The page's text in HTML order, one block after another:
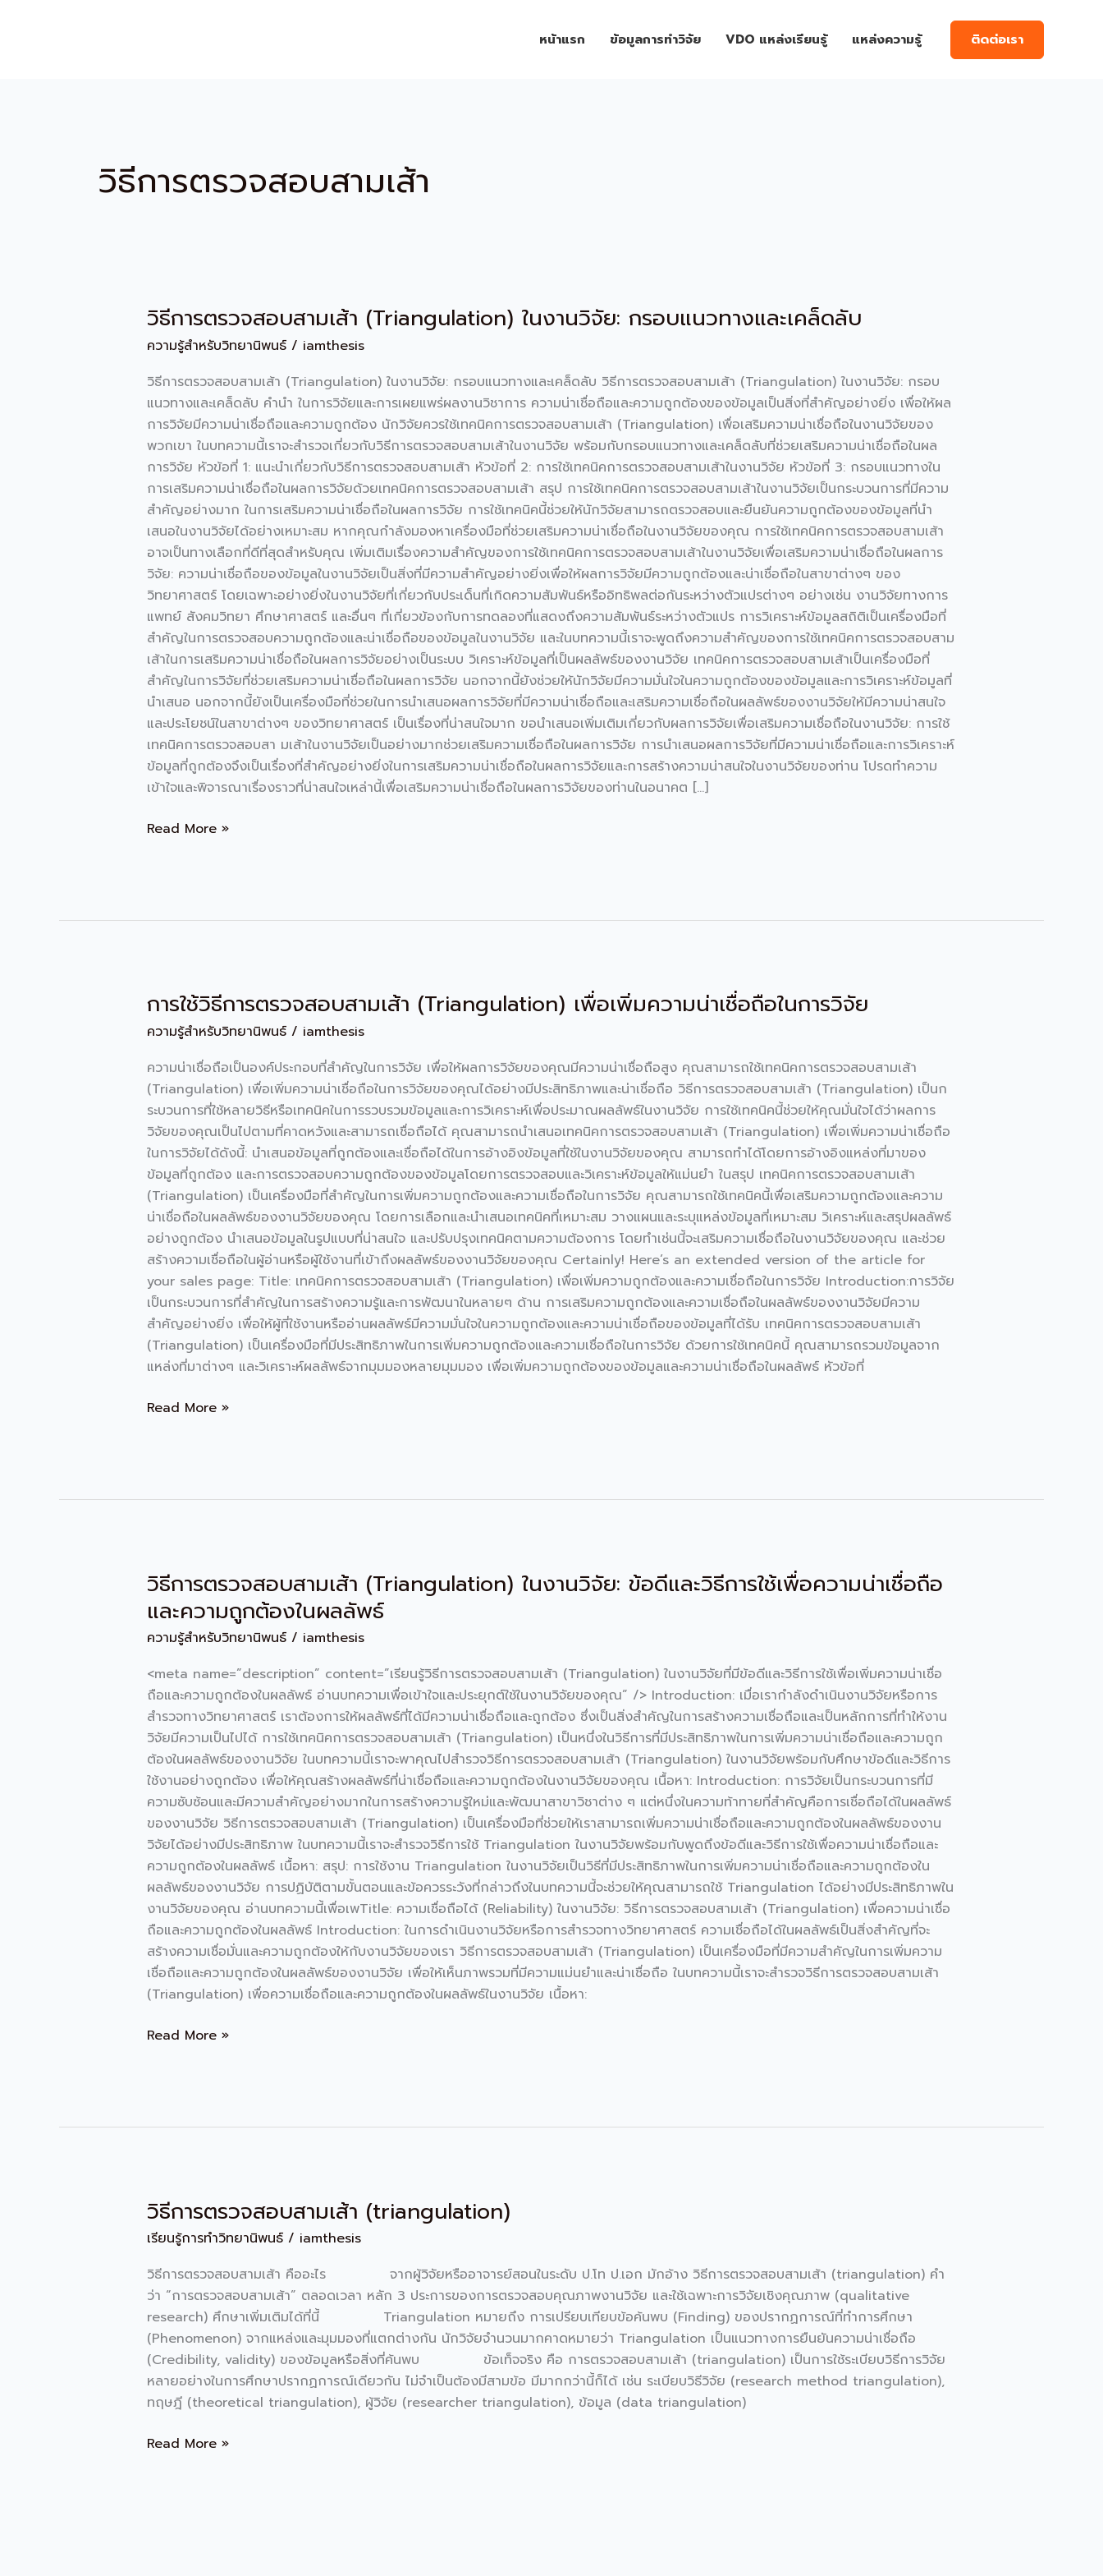
หน้าแรก ข้อมูลการทำวิจัย VDO แหล่งเรียนรู้ แหล่งความรู้ ติดต่อเรา
วิธีการตรวจสอบสามเส้า
วิธีการตรวจสอบสามเส้า (Triangulation) ในงานวิจัย: กรอบแนวทางและเคล็ดลับ
ความรู้สำหรับวิทยานิพนธ์/ iamthesis
วิธีการตรวจสอบสามเส้า (Triangulation) ในงานวิจัย: กรอบแนวทางและเคล็ดลับ วิธีการตรวจสอบสามเส้า (Triangulation) ในงานวิจัย: กรอบ
แนวทางและเคล็ดลับ คำนำ ในการวิจัยและการเผยแพร่ผลงานวิชาการ ความน่าเชื่อถือและความถูกต้องของข้อมูลเป็นสิ่งที่สำคัญอย่างยิ่ง เพื่อให้ผล
การวิจัยมีความน่าเชื่อถือและความถูกต้อง นักวิจัยควรใช้เทคนิคการตรวจสอบสามเส้า (Triangulation) เพื่อเสริมความน่าเชื่อถือในงานวิจัยของ
พวกเขา ในบทความนี้เราจะสำรวจเกี่ยวกับวิธีการตรวจสอบสามเส้าในงานวิจัย พร้อมกับกรอบแนวทางและเคล็ดลับที่ช่วยเสริมความน่าเชื่อถือในผล
การวิจัย หัวข้อที่ 1: แนะนำเกี่ยวกับวิธีการตรวจสอบสามเส้า หัวข้อที่ 2: การใช้เทคนิคการตรวจสอบสามเส้าในงานวิจัย หัวข้อที่ 3: กรอบแนวทางใน
การเสริมความน่าเชื่อถือในผลการวิจัยด้วยเทคนิคการตรวจสอบสามเส้า สรุป การใช้เทคนิคการตรวจสอบสามเส้าในงานวิจัยเป็นกระบวนการที่มีความ
สำคัญอย่างมาก ในการเสริมความน่าเชื่อถือในผลการวิจัย การใช้เทคนิคนี้ช่วยให้นักวิจัยสามารถตรวจสอบและยืนยันความถูกต้องของข้อมูลที่นำ
เสนอในงานวิจัยได้อย่างเหมาะสม หากคุณกำลังมองหาเครื่องมือที่ช่วยเสริมความน่าเชื่อถือในงานวิจัยของคุณ การใช้เทคนิคการตรวจสอบสามเส้า
อาจเป็นทางเลือกที่ดีที่สุดสำหรับคุณ เพิ่มเติมเรื่องความสำคัญของการใช้เทคนิคการตรวจสอบสามเส้าในงานวิจัยเพื่อเสริมความน่าเชื่อถือในผลการ
วิจัย: ความน่าเชื่อถือของข้อมูลในงานวิจัยเป็นสิ่งที่มีความสำคัญอย่างยิ่งเพื่อให้ผลการวิจัยมีความถูกต้องและน่าเชื่อถือในสาขาต่างๆ ของ
วิทยาศาสตร์ โดยเฉพาะอย่างยิ่งในงานวิจัยที่เกี่ยวกับประเด็นที่เกิดความสัมพันธ์หรืออิทธิพลต่อกันระหว่างตัวแปรต่างๆ อย่างเช่น งานวิจัยทางการ
แพทย์ สังคมวิทยา ศึกษาศาสตร์ และอื่นๆ ที่เกี่ยวข้องกับการทดลองที่แสดงถึงความสัมพันธ์ระหว่างตัวแปร การวิเคราะห์ข้อมูลสถิติเป็นเครื่องมือที่
สำคัญในการตรวจสอบความถูกต้องและน่าเชื่อถือของข้อมูลในงานวิจัย และในบทความนี้เราจะพูดถึงความสำคัญของการใช้เทคนิคการตรวจสอบสาม
เส้าในการเสริมความน่าเชื่อถือในผลการวิจัยอย่างเป็นระบบ วิเคราะห์ข้อมูลที่เป็นผลลัพธ์ของงานวิจัย เทคนิคการตรวจสอบสามเส้าเป็นเครื่องมือที่
สำคัญในการวิจัยที่ช่วยเสริมความน่าเชื่อถือในผลการวิจัย นอกจากนี้ยังช่วยให้นักวิจัยมีความมั่นใจในความถูกต้องของข้อมูลและการวิเคราะห์ข้อมูลที่
นำเสนอ นอกจากนี้ยังเป็นเครื่องมือที่ช่วยในการนำเสนอผลการวิจัยที่มีความน่าเชื่อถือและเสริมความเชื่อถือในผลลัพธ์ของงานวิจัยให้มีความน่าสนใจ
และประโยชน์ในสาขาต่างๆ ของวิทยาศาสตร์ เป็นเรื่องที่น่าสนใจมาก ขอนำเสนอเพิ่มเติมเกี่ยวกับผลการวิจัยเพื่อเสริมความเชื่อถือในงานวิจัย: การใช้
เทคนิคการตรวจสอบสา มเส้าในงานวิจัยเป็นอย่างมากช่วยเสริมความเชื่อถือในผลการวิจัย การนำเสนอผลการวิจัยที่มีความน่าเชื่อถือและการวิเคราะห์
ข้อมูลที่ถูกต้องจึงเป็นเรื่องที่สำคัญอย่างยิ่งในการเสริมความน่าเชื่อถือในผลการวิจัยและการสร้างความน่าสนใจในงานวิจัยของท่าน โปรดทำความ
เข้าใจและพิจารณาเรื่องราวที่น่าสนใจเหล่านี้เพื่อเสริมความน่าเชื่อถือในผลการวิจัยของท่านในอนาคต […]
วิธี
สอบ
สาม
เส้า
(Triangulation)
ใน
งาน
วิจัย:
กรอบ
แนวทาง
และ
เคล็ด
ลับ
Read More »
การใช้วิธีการตรวจสอบสามเส้า (Triangulation) เพื่อเพิ่มความน่าเชื่อถือในการวิจัย
ความรู้สำหรับวิทยานิพนธ์/ iamthesis
ความน่าเชื่อถือเป็นองค์ประกอบที่สำคัญในการวิจัย เพื่อให้ผลการวิจัยของคุณมีความน่าเชื่อถือสูง คุณสามารถใช้เทคนิคการตรวจสอบสามเส้า
(Triangulation) เพื่อเพิ่มความน่าเชื่อถือในการวิจัยของคุณได้อย่างมีประสิทธิภาพและน่าเชื่อถือ วิธีการตรวจสอบสามเส้า (Triangulation) เป็นก
ระบวนการที่ใช้หลายวิธีหรือเทคนิคในการรวบรวมข้อมูลและการวิเคราะห์เพื่อประมาณผลลัพธ์ในงานวิจัย การใช้เทคนิคนี้ช่วยให้คุณมั่นใจได้ว่าผลการ
วิจัยของคุณเป็นไปตามที่คาดหวังและสามารถเชื่อถือได้ คุณสามารถนำเสนอเทคนิคการตรวจสอบสามเส้า (Triangulation) เพื่อเพิ่มความน่าเชื่อถือ
ในการวิจัยได้ดังนี้: นำเสนอข้อมูลที่ถูกต้องและเชื่อถือได้ในการอ้างอิงข้อมูลที่ใช้ในงานวิจัยของคุณ สามารถทำได้โดยการอ้างอิงแหล่งที่มาของ
ข้อมูลที่ถูกต้อง และการตรวจสอบความถูกต้องของข้อมูลโดยการตรวจสอบและวิเคราะห์ข้อมูลให้แม่นยำ ในสรุป เทคนิคการตรวจสอบสามเส้า
(Triangulation) เป็นเครื่องมือที่สำคัญในการเพิ่มความถูกต้องและความเชื่อถือในการวิจัย คุณสามารถใช้เทคนิคนี้เพื่อเสริมความถูกต้องและความ
น่าเชื่อถือในผลลัพธ์ของงานวิจัยของคุณ โดยการเลือกและนำเสนอเทคนิคที่เหมาะสม วางแผนและระบุแหล่งข้อมูลที่เหมาะสม วิเคราะห์และสรุปผลลัพธ์
อย่างถูกต้อง นำเสนอข้อมูลในรูปแบบที่น่าสนใจ และปรับปรุงเทคนิคตามความต้องการ โดยทำเช่นนี้จะเสริมความเชื่อถือในงานวิจัยของคุณ และช่วย
สร้างความเชื่อถือในผู้อ่านหรือผู้ใช้งานที่เข้าถึงผลลัพธ์ของงานวิจัยของคุณ Certainly! Here’s an extended version of the article for
your sales page: Title: เทคนิคการตรวจสอบสามเส้า (Triangulation) เพื่อเพิ่มความถูกต้องและความเชื่อถือในการวิจัย Introduction:การวิจัย
เป็นกระบวนการที่สำคัญในการสร้างความรู้และการพัฒนาในหลายๆ ด้าน การเสริมความถูกต้องและความเชื่อถือในผลลัพธ์ของงานวิจัยมีความ
สำคัญอย่างยิ่ง เพื่อให้ผู้ที่ใช้งานหรืออ่านผลลัพธ์มีความมั่นใจในความถูกต้องและความน่าเชื่อถือของข้อมูลที่ได้รับ เทคนิคการตรวจสอบสามเส้า
(Triangulation) เป็นเครื่องมือที่มีประสิทธิภาพในการเพิ่มความถูกต้องและความเชื่อถือในการวิจัย ด้วยการใช้เทคนิคนี้ คุณสามารถรวมข้อมูลจาก
แหล่งที่มาต่างๆ และวิเคราะห์ผลลัพธ์จากมุมมองหลายมุมมอง เพื่อเพิ่มความถูกต้องของข้อมูลและความน่าเชื่อถือในผลลัพธ์ หัวข้อที่
การ
การ
ตรวจ
สอบ
สาม
เส้า
(Triangulation)
เพื่อ
เพิ่ม
ความ
น่า
เชื่อ
ถือ
ใน
การ
วิจัย
Read More »
วิธีการตรวจสอบสามเส้า (Triangulation) ในงานวิจัย: ข้อดีและวิธีการใช้เพื่อความน่าเชื่อถือ
และความถูกต้องในผลลัพธ์
ความรู้สำหรับวิทยานิพนธ์/ iamthesis
<meta name=”description” content=”เรียนรู้วิธีการตรวจสอบสามเส้า (Triangulation) ในงานวิจัยที่มีข้อดีและวิธีการใช้เพื่อเพิ่มความน่าเชื่อ
ถือและความถูกต้องในผลลัพธ์ อ่านบทความเพื่อเข้าใจและประยุกต์ใช้ในงานวิจัยของคุณ” /> Introduction: เมื่อเรากำลังดำเนินงานวิจัยหรือการ
สำรวจทางวิทยาศาสตร์ เราต้องการให้ผลลัพธ์ที่ได้มีความน่าเชื่อถือและถูกต้อง ซึ่งเป็นสิ่งสำคัญในการสร้างความเชื่อถือและเป็นหลักการที่ทำให้งาน
วิจัยมีความเป็นไปได้ การใช้เทคนิคการตรวจสอบสามเส้า (Triangulation) เป็นหนึ่งในวิธีการที่มีประสิทธิภาพในการเพิ่มความน่าเชื่อถือและความถูก
ต้องในผลลัพธ์ของงานวิจัย ในบทความนี้เราจะพาคุณไปสำรวจวิธีการตรวจสอบสามเส้า (Triangulation) ในงานวิจัยพร้อมกับศึกษาข้อดีและวิธีการ
ใช้งานอย่างถูกต้อง เพื่อให้คุณสร้างผลลัพธ์ที่น่าเชื่อถือและความถูกต้องในงานวิจัยของคุณ เนื้อหา: Introduction: การวิจัยเป็นกระบวนการที่มี
ความซับซ้อนและมีความสำคัญอย่างมากในการสร้างความรู้ใหม่และพัฒนาสาขาวิชาต่าง ๆ แต่หนึ่งในความท้าทายที่สำคัญคือการเชื่อถือได้ในผลลัพธ์
ของงานวิจัย วิธีการตรวจสอบสามเส้า (Triangulation) เป็นเครื่องมือที่ช่วยให้เราสามารถเพิ่มความน่าเชื่อถือและความถูกต้องในผลลัพธ์ของงาน
วิจัยได้อย่างมีประสิทธิภาพ ในบทความนี้เราจะสำรวจวิธีการใช้ Triangulation ในงานวิจัยพร้อมกับพูดถึงข้อดีและวิธีการใช้เพื่อความน่าเชื่อถือและ
ความถูกต้องในผลลัพธ์ เนื้อหา: สรุป: การใช้งาน Triangulation ในงานวิจัยเป็นวิธีที่มีประสิทธิภาพในการเพิ่มความน่าเชื่อถือและความถูกต้องใน
ผลลัพธ์ของงานวิจัย การปฏิบัติตามขั้นตอนและข้อควรระวังที่กล่าวถึงในบทความนี้จะช่วยให้คุณสามารถใช้ Triangulation ได้อย่างมีประสิทธิภาพใน
งานวิจัยของคุณ อ่านบทความนี้เพื่อเพTitle: ความเชื่อถือได้ (Reliability) ในงานวิจัย: วิธีการตรวจสอบสามเส้า (Triangulation) เพื่อความน่าเชื่อ
ถือและความถูกต้องในผลลัพธ์ Introduction: ในการดำเนินงานวิจัยหรือการสำรวจทางวิทยาศาสตร์ ความเชื่อถือได้ในผลลัพธ์เป็นสิ่งสำคัญที่จะ
สร้างความเชื่อมั่นและความถูกต้องให้กับงานวิจัยของเรา วิธีการตรวจสอบสามเส้า (Triangulation) เป็นเครื่องมือที่มีความสำคัญในการเพิ่มความ
เชื่อถือและความถูกต้องในผลลัพธ์ของงานวิจัย เพื่อให้เห็นภาพรวมที่มีความแม่นยำและน่าเชื่อถือ ในบทความนี้เราจะสำรวจวิธีการตรวจสอบสามเส้า
(Triangulation) เพื่อความเชื่อถือและความถูกต้องในผลลัพธ์ในงานวิจัย เนื้อหา:
วิธี
ตรวจ
สอบ
เส้า
(Triangulation)
ใน
งาน
วิจัย:
วิธี
ความ
น่า
เชื่อ
ถือ
และ
ความ
Read More »
วิธีการตรวจสอบสามเส้า (triangulation)
เรียนรู้การทำวิทยานิพนธ์/ iamthesis
วิธีการตรวจสอบสามเส้า คืออะไร จากผู้วิจัยหรืออาจารย์สอนในระดับ ป.โท ป.เอก มักอ้าง วิธีการตรวจสอบสามเส้า (triangulation) คำ
ว่า “การตรวจสอบสามเส้า” ตลอดเวลา หลัก 3 ประการของการตรวจสอบคุณภาพงานวิจัย และใช้เฉพาะการวิจัยเชิงคุณภาพ (qualitative
research) ศึกษาเพิ่มเติมได้ที่นี้ Triangulation หมายถึง การเปรียบเทียบข้อค้นพบ (Finding) ของปรากฏการณ์ที่ทำการศึกษา
(Phenomenon) จากแหล่งและมุมมองที่แตกต่างกัน นักวิจัยจำนวนมากคาดหมายว่า Triangulation เป็นแนวทางการยืนยันความน่าเชื่อถือ
(Credibility, validity) ของข้อมูลหรือสิ่งที่ค้นพบ ข้อเท็จจริง คือ การตรวจสอบสามเส้า (triangulation) เป็นการใช้ระเบียบวิธีการวิจัย
หลายอย่างในการศึกษาปรากฏการณ์เดียวกัน ไม่จำเป็นต้องมีสามข้อ มีมากกว่านี้ก็ได้ เช่น ระเบียบวิธีวิจัย (research method triangulation),
ทฤษฎี (theoretical triangulation), ผู้วิจัย (researcher triangulation), ข้อมูล (data triangulation)
วิธี
การ
สอบ
สาม
เส้า
(triangulation)
Read More »